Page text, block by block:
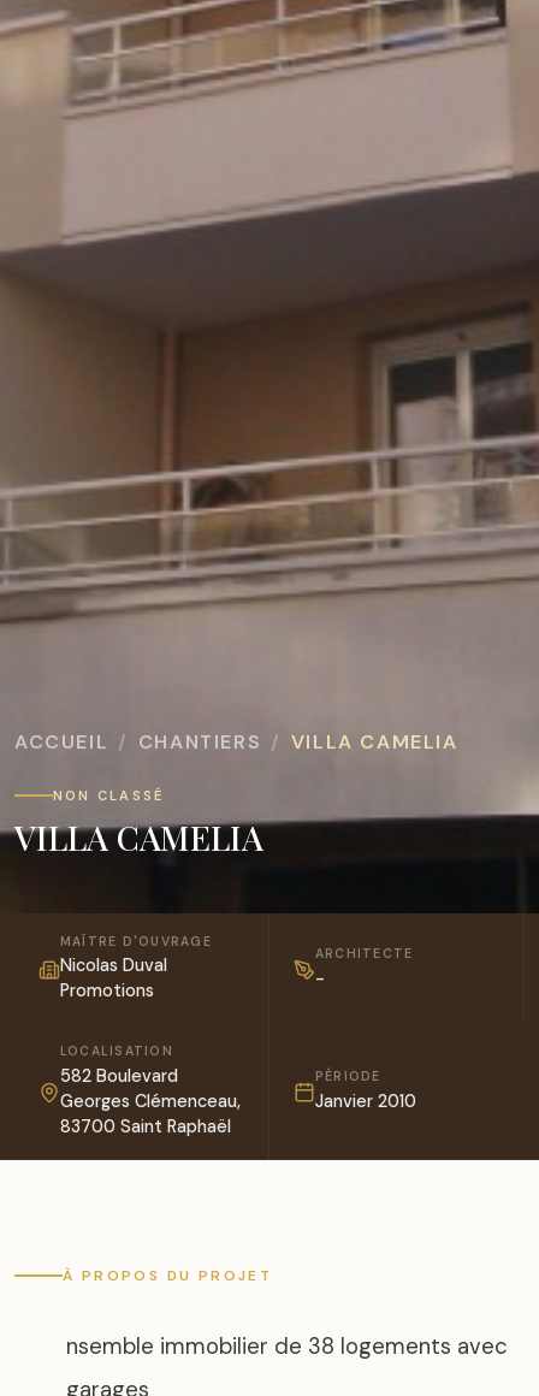
ACCUEIL CHANTIERS VILLA CAMELIA
NON CLASSÉ
VILLA CAMELIA
MAÎTRE D'OUVRAGE
Nicolas Duval
Promotions
ARCHITECTE
-
LOCALISATION
582 Boulevard
Georges Clémenceau,
83700 Saint Raphaël
PÉRIODE
Janvier 2010
À PROPOS DU PROJET
nsemble immobilier de 38 logements avec
garages